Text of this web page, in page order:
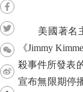
美國著名主
《Jimmy
殺事件所發表
宣布無限期停